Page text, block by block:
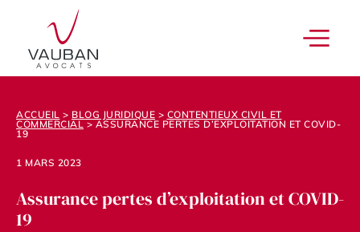
ACCUEIL > BLOG JURIDIQUE > CONTENTIEUX CIVIL ET
COMMERCIAL > ASSURANCE PERTES D’EXPLOITATION ET COVID-
19
1 MARS 2023
Assurance pertes d’exploitation et COVID-
19